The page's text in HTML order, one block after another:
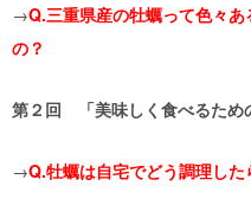
→Q.三重県産の牡蠣って色々
の？
第２回 「美味しく食べるため
→Q.牡蠣は自宅でどう調理し